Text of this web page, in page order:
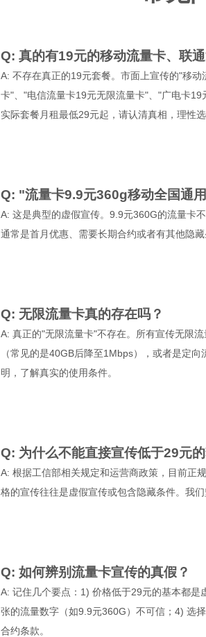
Q: 真的有19元的移动流量卡、联
A: 不存在真正的19元套餐。市面上宣传的"移
卡"、"电信流量卡19元无限流量卡"、"广电卡
实际套餐月租最低29元起，请认清真相，理性
Q: "流量卡9.9元360g移动全国通
A: 这是典型的虚假宣传。9.9元360G的流量卡
通常是首月优惠、需要长期合约或者有其他隐
Q: 无限流量卡真的存在吗？
A: 真正的"无限流量卡"不存在。所有宣传无限
（常见的是40GB后降至1Mbps），或者是定
明，了解真实的使用条件。
Q: 为什么不能直接宣传低于29元
A: 根据工信部相关规定和运营商政策，目前正
格的宣传往往是虚假宣传或包含隐藏条件。我
Q: 如何辨别流量卡宣传的真假？
A: 记住几个要点：1) 价格低于29元的基本都
张的流量数字（如9.9元360G）不可信；4) 选
合约条款。